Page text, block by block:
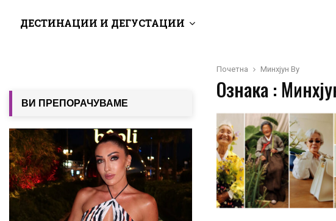
ДЕСТИНАЦИИ И ДЕГУСТАЦИИ
Почетна Минхјун Ву
Ознака :
ВИ ПРЕПОРАЧУВАМЕ